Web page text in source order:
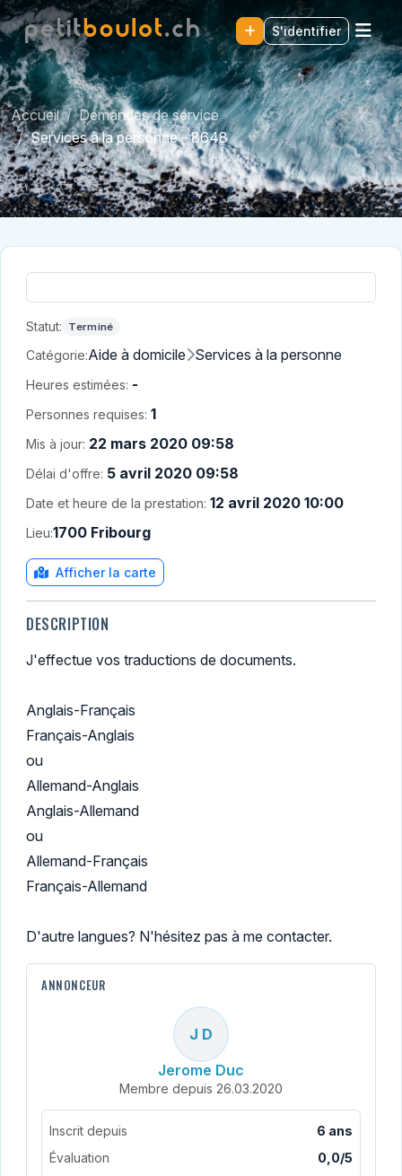
S'identifier
Accueil
Demandes de service
Services à la personne - 8648
Statut: Terminé
Catégorie:Aide à domicile Services à la personne
Heures estimées: -
Personnes requises: 1
Mis à jour: 22 mars 2020 09:58
Délai d'offre: 5 avril 2020 09:58
Date et heure de la prestation: 12 avril 2020 10:00
Lieu:1700 Fribourg
Afficher la carte
DESCRIPTION
J'effectue vos traductions de documents.
Anglais-Français
Français-Anglais
ou
Allemand-Anglais
Anglais-Allemand
ou
Allemand-Français
Français-Allemand
D'autre langues? N'hésitez pas à me contacter.
ANNONCEUR
J D
Jerome Duc
Membre depuis 26.03.2020
Inscrit depuis
6 ans
Évaluation
0,0/5